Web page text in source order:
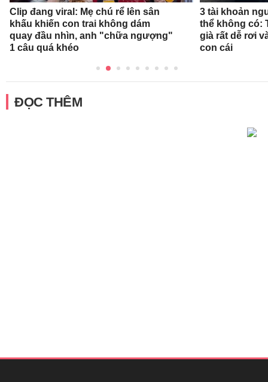
Clip đang viral: Mẹ chú rể lên sân
khấu khiến con trai không dám
quay đầu nhìn, anh "chữa ngượng"
1 câu quá khéo
3 tài khoản
thể không có:
già rất dễ rơi
con cái
ĐỌC THÊM